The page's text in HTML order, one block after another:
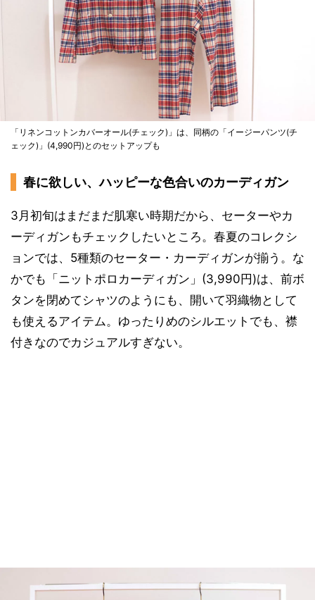
「リネンコットンカバーオール(チェック)」は、同柄の「イージーパンツ(チ
ェック)」(4,990円)とのセットアップも
春に欲しい、ハッピーな色合いのカーディガン
3月初旬はまだまだ肌寒い時期だから、セーターやカ
ーディガンもチェックしたいところ。春夏のコレクシ
ョンでは、5種類のセーター・カーディガンが揃う。な
かでも「ニットポロカーディガン」(3,990円)は、前ボ
タンを閉めてシャツのようにも、開いて羽織物として
も使えるアイテム。ゆったりめのシルエットでも、襟
付きなのでカジュアルすぎない。